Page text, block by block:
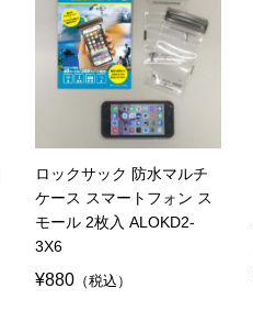
ロックサック 防水マルチ
ケース スマートフォン ス
モール 2枚入 ALOKD2-
3X6
¥880 （税込）